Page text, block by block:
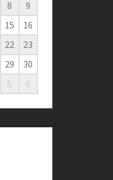
8
9
15
16
22
23
29
30
5 6